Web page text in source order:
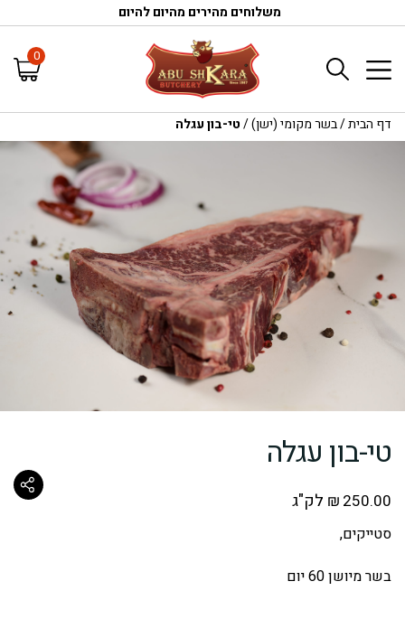
משלוחים מהירים מהיום להיום
0
דף הבית/בשר מקומי (ישן)/טי-בון עגלה
טי-בון עגלה
₪ 250.00 לק"ג
סטייקים,
בשר מיושן 60 יום